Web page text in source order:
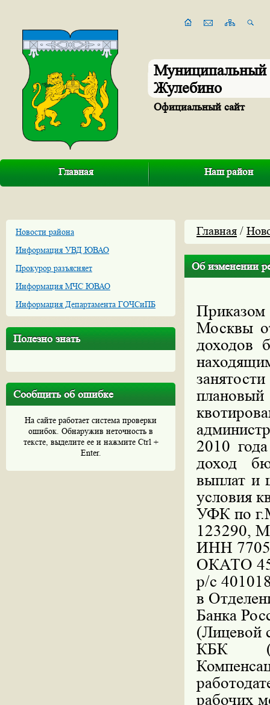
Муниципальный
Жулебино
Официальный сайт
Главная Наш район
Новости района
Информация УВД ЮВАО
Прокурор разъясняет
Информация МЧС ЮВАО
Информация Департамента ГОЧСиПБ
Полезно знать
Сообщить об ошибке
На сайте работает система проверки
ошибок. Обнаружив неточность в
тексте, выделите ее и нажмите Ctrl +
Enter.
Главная /
Об изменении
Москвы
доходов
2010
доход
выплат и
условия
УФК по
123290,
ИНН
ОКАТО
р/с
в
Банка
(Лицевой
КБК
рабочих